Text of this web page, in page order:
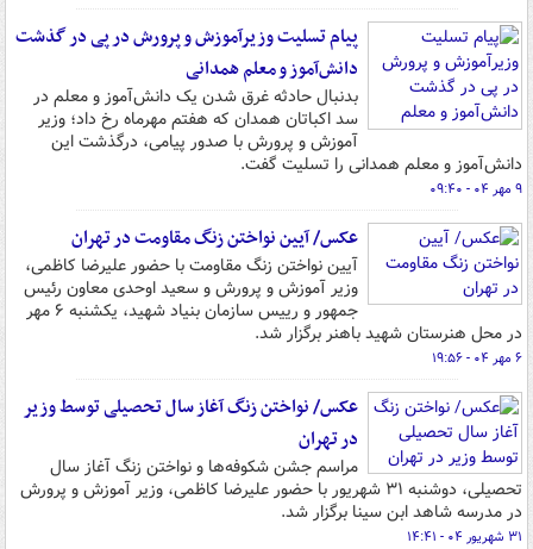
پیام تسلیت وزیرآموزش و پرورش در پی در گذشت
دانش‌آموز و معلم همدانی
بدنبال حادثه غرق شدن یک دانش‌آموز و معلم در
سد اکباتان همدان که هفتم مهرماه رخ داد؛ وزیر
آموزش و پرورش با صدور پیامی، درگذشت این
دانش‌آموز و معلم همدانی را تسلیت گفت.
۹ مهر ۰۴ - ۰۹:۴۰
عکس/ آیین نواختن زنگ مقاومت در تهران
آیین نواختن زنگ مقاومت با حضور علیرضا کاظمی،
وزیر آموزش و پرورش و سعید اوحدی معاون رئیس
جمهور و رییس سازمان بنیاد شهید، یکشنبه ۶ مهر
در محل هنرستان شهید باهنر برگزار شد.
۶ مهر ۰۴ - ۱۹:۵۶
عکس/ نواختن زنگ آغاز سال تحصیلی توسط وزیر
در تهران
مراسم جشن شکوفه‌ها و نواختن زنگ آغاز سال
تحصیلی، دوشنبه ۳۱ شهریور با حضور علیرضا کاظمی، وزیر آموزش و پرورش
در مدرسه شاهد ابن سینا برگزار شد.
۳۱ شهریور ۰۴ - ۱۴:۴۱